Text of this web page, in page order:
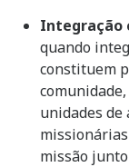
Integração
quando
constituem
unidades de
missão